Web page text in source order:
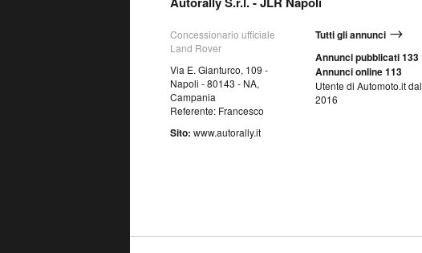
Concessionario ufficiale
Land Rover
Via E. Gianturco, 109 -
Napoli - 80143 - NA,
Campania
Referente: Francesco
Sito: www.autorally.it
Tutti gli annunci
Annunci pubblicati 133
Annunci online 113
Utente di Automoto.it dal
2016